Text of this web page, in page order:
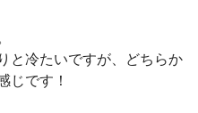
と冷たいですが、どちらか
じです！